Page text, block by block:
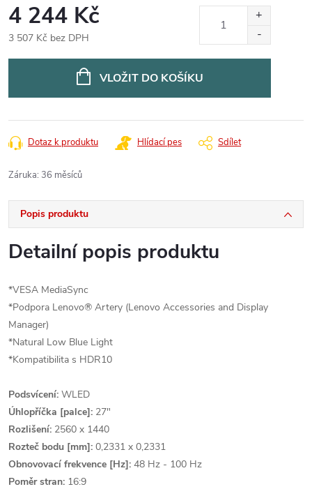
4 244 Kč
3 507 Kč bez DPH
VLOŽIT DO KOŠÍKU
Dotaz k produktu Hlídací pes Sdílet
Záruka: 36 měsíců
Popis produktu
Detailní popis produktu
*VESA MediaSync
*Podpora Lenovo® Artery (Lenovo Accessories and Display
Manager)
*Natural Low Blue Light
*Kompatibilita s HDR10
Podsvícení: WLED
Úhlopříčka [palce]: 27"
Rozlišení: 2560 x 1440
Rozteč bodu [mm]: 0,2331 x 0,2331
Obnovovací frekvence [Hz]: 48 Hz - 100 Hz
Poměr stran: 16:9